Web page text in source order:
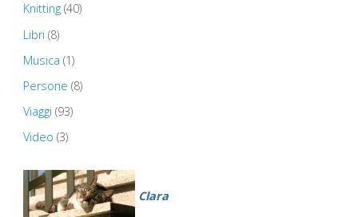
Knitting(40)
Libri (8)
Musica (1)
Persone (8)
Viaggi (93)
Video (3)
Clara